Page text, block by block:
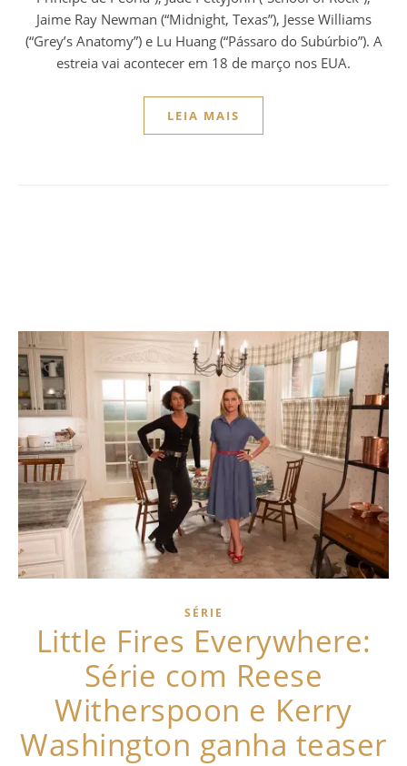
Jaime Ray Newman (“Midnight, Texas”), Jesse Williams
(“Grey’s Anatomy”) e Lu Huang (“Pássaro do Subúrbio”). A
estreia vai acontecer em 18 de março nos EUA.
LEIA MAIS
SÉRIE
Little Fires Everywhere:
Série com Reese
Witherspoon e Kerry
Washington ganha teaser